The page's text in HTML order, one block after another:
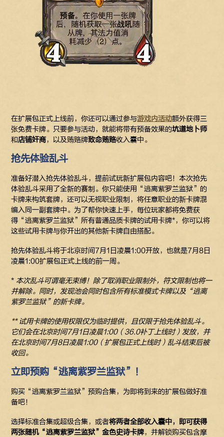
在扩展包正式上线前，你还可以通过参与游戏内活动额外获得三
张免费卡牌。只要参与活动，就能将带有预备效果的坑道地卜师
和店铺奸商，以及贿赂牌致命贿赂收入囊中。
抢先体验乱斗
准备好潜入抢先体验乱斗，提前试玩新扩展包内容吧！本次抢先
体验乱斗采用了全新的赛制。你只能使用“逃离紫罗兰监狱”的
卡牌来构筑套牌，还可以无视职业限制，将任意职业的新卡牌混
编入同一副套牌中。为了帮你快速上手，每位玩家都将免费获
得“逃离紫罗兰监狱”所有普通品质卡牌的试用卡牌*，你可以将
这些试用卡牌与你开出的其他新卡牌自由搭配。
抢先体验乱斗将于北京时间7月1日凌晨1:00开放，也就是7月8日
凌晨1:00扩展包正式上线的前一周。
* 本次乱斗可谓毫无束缚！除了取消职业限制外，符文限制也将一
并解除。同时，发现池会同时包含所有标准模式卡牌以及“逃离
紫罗兰监狱”的新卡牌。
**试用卡牌的使用权限仅为临时提供，且仅限于抢先体验乱斗。
它们会在北京时间7月1日凌晨1:00（36.0补丁上线时）发放，并
在北京时间7月8日凌晨1:00（扩展包正式上线时）乱斗结束后被
收回。
立即预购“逃离紫罗兰监狱”！
购买“逃离紫罗兰监狱”预购合集，为即将到来的扩展包做好准
备吧！
选择标准合集或超级合集，或者将两者全部收入囊中，即可获得
两张随机“逃离紫罗兰监狱”金色史诗卡牌，并解锁购买包含摩